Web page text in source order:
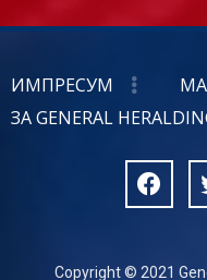
ИМПРЕСУМ
ЗА GENERAL
Copyright © 2021